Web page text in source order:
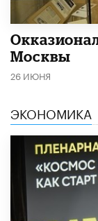
Москвы
26 ИЮНЯ
ЭКОНОМИКА